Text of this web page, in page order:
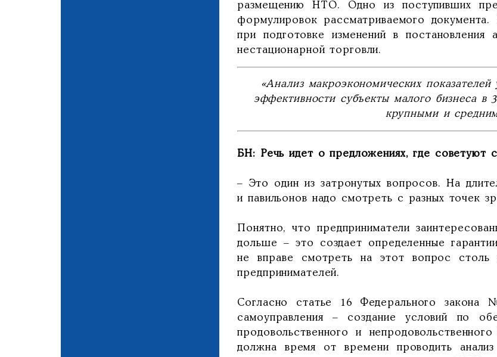
размещению НТО. Одно из поступивших
формулировок рассматриваемого документа.
при подготовке изменений в
нестационарной торговли.
«Анализ макроэкономических
эффективности субъекты малого бизнеса
крупными и
БН: Речь идет о предложениях, где советуют
– Это один из затронутых вопросов. На
и павильонов надо смотреть с разных точек
Понятно, что предприниматели
дольше – это создает определенные
не вправе смотреть на этот вопрос
предпринимателей.
Согласно статье 16 Федерального
самоуправления – создание условий по
продовольственного и
должна время от времени проводить